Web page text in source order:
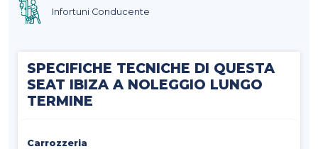
Infortuni Conducente
SPECIFICHE TECNICHE DI QUESTA
SEAT IBIZA A NOLEGGIO LUNGO
TERMINE
Carrozzeria